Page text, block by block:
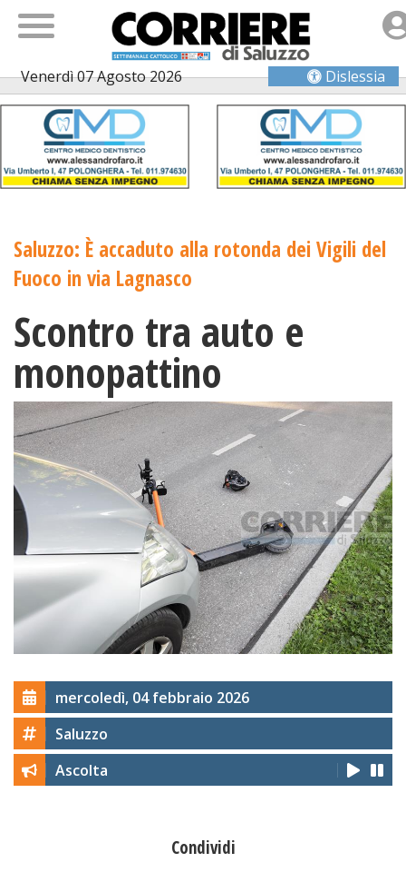
Venerdì 07 Agosto 2026 Dislessia
Saluzzo: È accaduto alla rotonda dei Vigili del
Fuoco in via Lagnasco
Scontro tra auto e
monopattino
mercoledì, 04 febbraio 2026
Saluzzo
Ascolta
Condividi